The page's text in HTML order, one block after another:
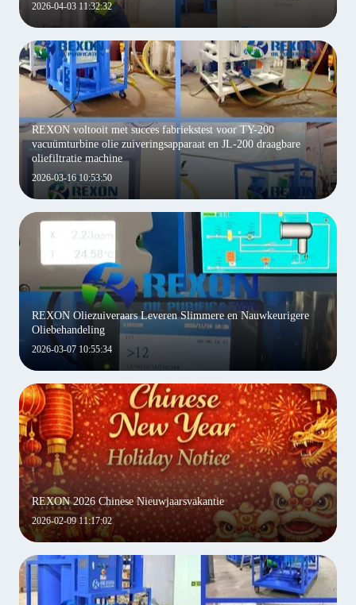
2026-04-03 11:32:32
2026-03-16 10:53:50
REXON voltooit met succes fabriekstest voor TY-200
vacuümturbine olie zuiveringsapparaat en JL-200 draagbare
oliefiltratie machine
2026-03-07 10:55:34
REXON Oliezuiveraars Leveren Slimmere en Nauwkeurigere
Oliebehandeling
2026-02-09 11:17:02
REXON 2026 Chinese Nieuwjaarsvakantie